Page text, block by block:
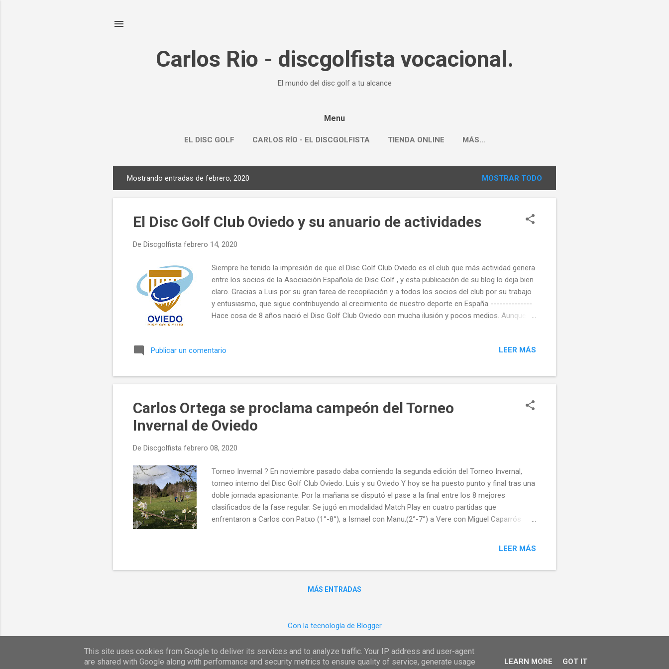
Carlos Rio - discgolfista vocacional.
El mundo del disc golf a tu alcance
Menu
EL DISC GOLF CARLOS RÍO - EL DISCGOLFISTA TIENDA ONLINE MÁS…
n
Mostrando entradas de febrero, 2020 MOSTRAR TODO
El Disc Golf Club Oviedo y su anuario de actividades
De Discgolfista febrero 14, 2020
Siempre he tenido la impresión de que el Disc Golf Club Oviedo es el club que más actividad genera
entre los socios de la Asociación Española de Disc Golf , y esta publicación de su blog lo deja bien
claro. Gracias a Luis por su gran tarea de recopilación y a todos los socios del club por su trabajo
y entusiasmo, que sigue contribuyendo al crecimiento de nuestro deporte en España --------------
Hace cosa de 8 años nació el Disc Golf Club Oviedo con mucha ilusión y pocos medios. Aunque
actividades realizadas por el club durante el año 2019. Esta información se obtuvo de la página de
en el tintero, pero queda reflejada una gran actividad con montones de competiciones, viajes de
miembros del club a múltip...
Publicar un comentario LEER MÁS
Carlos Ortega se proclama campeón del Torneo
Invernal de Oviedo
De Discgolfista febrero 08, 2020
Torneo Invernal ? En noviembre pasado daba comiendo la segunda edición del Torneo Invernal,
torneo interno del Disc Golf Club Oviedo. Luis y su Oviedo Y hoy se ha puesto punto y final tras una
doble jornada apasionante. Por la mañana se disputó el pase a la final entre los 8 mejores
clasificados de la fase regular. Se jugó en modalidad Match Play en cuatro partidas que
enfrentaron a Carlos con Patxo (1°-8°), a Ismael con Manu,(2°-7°) a Vere con Miguel Caparrós
hacía lo propio con su hijo Xurde (5-0). Más reñidas fueron las otras dos partidas. Vere se deshizo
LEER MÁS
MÁS ENTRADAS
Con la tecnología de Blogger
Denunciar abuso
This site uses cookies from Google to deliver its services and to analyze traffic. Your IP address and user-agent
are shared with Google along with performance and security metrics to ensure quality of service, generate usage
LEARN MORE GOT IT